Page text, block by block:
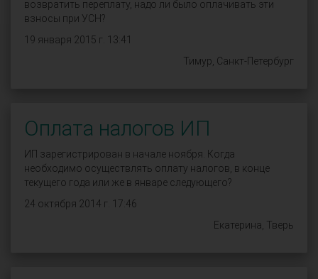
возвратить переплату, надо ли было оплачивать эти
взносы при УСН?
19 января 2015 г. 13:41
Тимур, Санкт-Петербург
Оплата налогов ИП
ИП зарегистрирован в начале ноября. Когда
необходимо осуществлять оплату налогов, в конце
текущего года или же в январе следующего?
24 октября 2014 г. 17:46
Екатерина, Тверь